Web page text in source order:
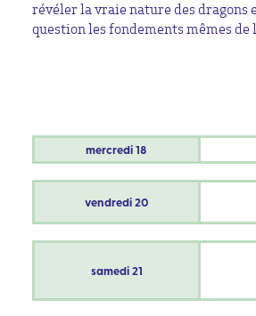
révéler la vraie nature des dragons
question les fondements mêmes de
mercredi18
vendredi20
samedi21